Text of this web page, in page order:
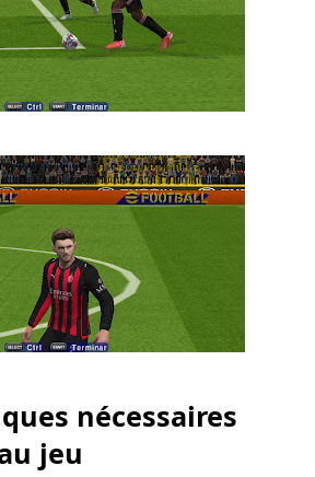
nécessaires
jeu